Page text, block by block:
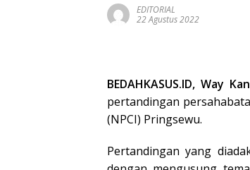
EDITORIAL
22 Agustus 2022
BEDAHKASUS.ID, Way
pertandingan
(NPCI) Pringsewu.
Pertandingan yang